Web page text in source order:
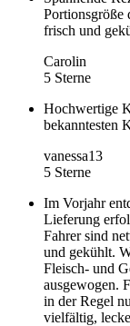
Portionsgröße
frisch und
Carolin
5 Sterne
Hochwertige
bekanntesten
vanessa13
5 Sterne
Im Vorjahr
Lieferung
Fahrer sind
und gekühlt.
Fleisch- und
ausgewogen.
in der Regel
vielfältig,